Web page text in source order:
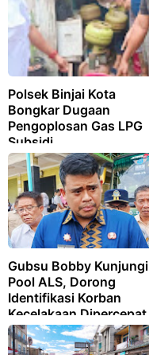
Polsek Binjai Kota
Bongkar Dugaan
Pengoplosan Gas LPG
Subsidi
Gubsu Bobby Kunjungi
Pool ALS, Dorong
Identifikasi Korban
Kecelakaan Dipercepat